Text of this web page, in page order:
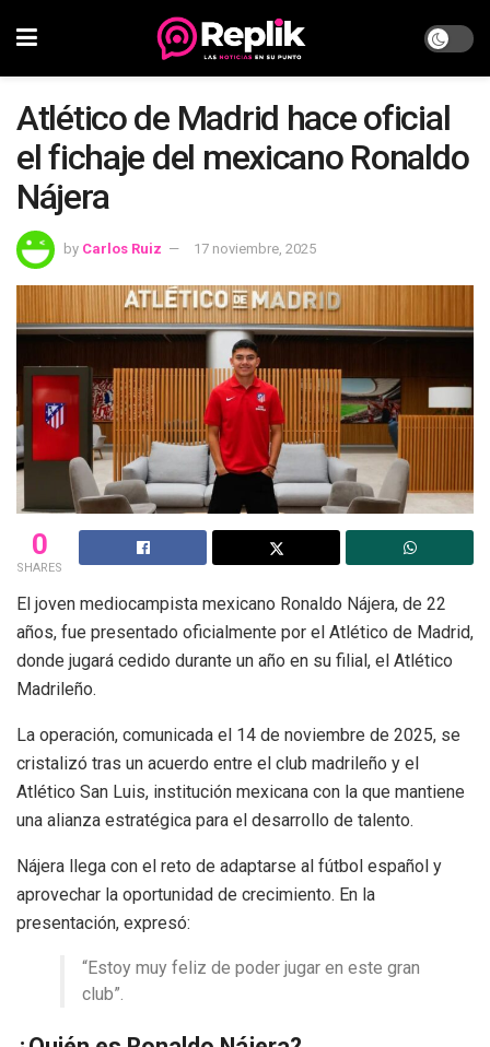
Atlético de Madrid hace oficial
el fichaje del mexicano Ronaldo
Nájera
by Carlos Ruiz 17 noviembre, 2025
0
SHARES
El joven mediocampista mexicano Ronaldo Nájera, de 22
años, fue presentado oficialmente por el Atlético de Madrid,
donde jugará cedido durante un año en su filial, el Atlético
Madrileño.
La operación, comunicada el 14 de noviembre de 2025, se
cristalizó tras un acuerdo entre el club madrileño y el
Atlético San Luis, institución mexicana con la que mantiene
una alianza estratégica para el desarrollo de talento.
Nájera llega con el reto de adaptarse al fútbol español y
aprovechar la oportunidad de crecimiento. En la
presentación, expresó:
“Estoy muy feliz de poder jugar en este gran
club”.